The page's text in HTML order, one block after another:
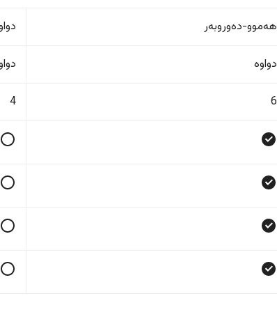
هەموو-دەوروبەر
دواوە
6
4